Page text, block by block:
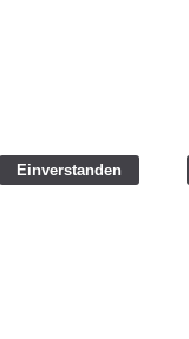
GmbH
Einverstanden